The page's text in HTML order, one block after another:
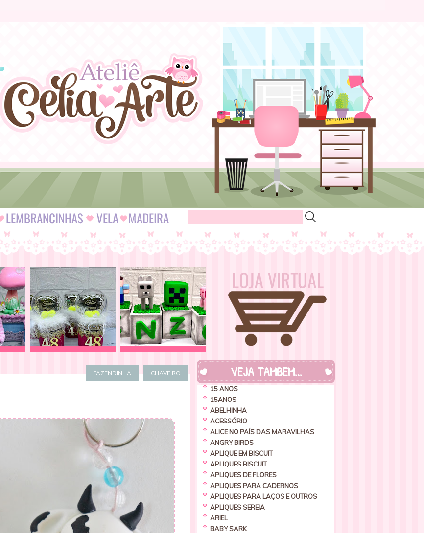
CHAVEIRO
FAZENDINHA VEJA TAMBEM...
15 ANOS
15ANOS
ABELHINHA
ACESSÓRIO
ALICE NO PAÍS DAS MARAVILHAS
ANGRY BIRDS
APLIQUE EM BISCUIT
APLIQUES BISCUIT
APLIQUES DE FLORES
APLIQUES PARA CADERNOS
APLIQUES PARA LAÇOS E OUTROS
APLIQUES SEREIA
ARIEL
BABY SARK